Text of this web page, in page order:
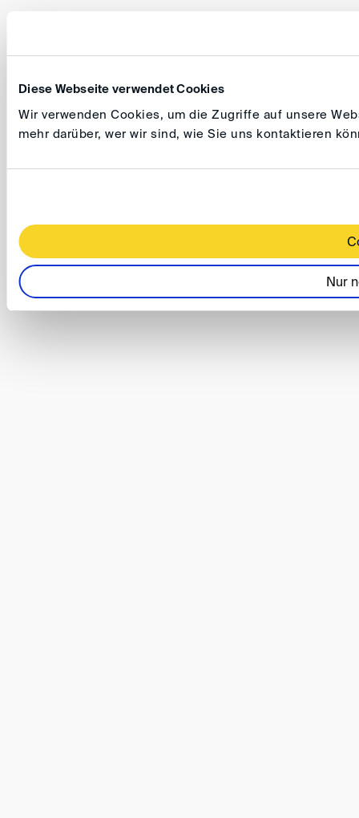
Diese Webseite verwendet Cookies
Wir verwenden Cookies, um die Zugriffe auf unsere
mehr darüber, wer wir sind, wie Sie uns kontaktieren
Nur